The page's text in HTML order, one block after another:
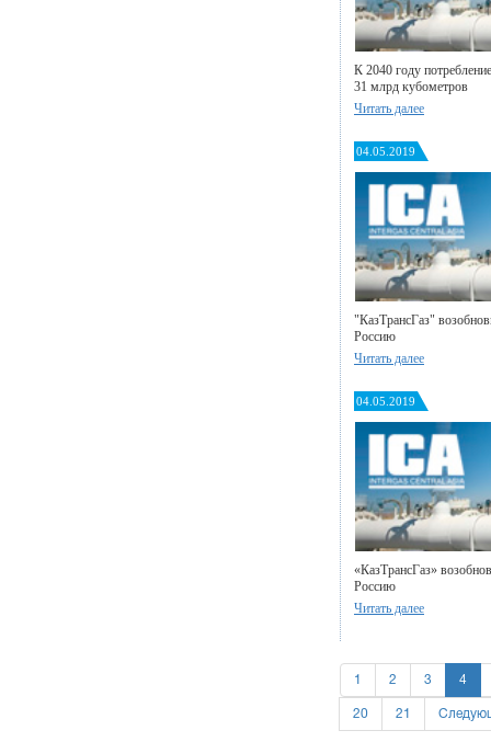
К 2040 году
31 млрд кубометров
Читать далее
04.05.2019
"КазТрансГаз"
Россию
Читать далее
04.05.2019
«КазТрансГаз»
Россию
Читать далее
1 2 3 4
20 21